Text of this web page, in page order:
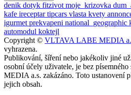
denik dotyk fitzivot moje_krizovka
kafe ireceptartipcars vlasta kvety
igurmet prekvapeni national_geographic
automodul koktejl
Copyright © VLTAVA LABE MEDIA
vyhrazena.
Publikování, šíření nebo jakékoliv jiné
osobní účely uživatele, je bez
MEDIA a.s. zakázáno. Toto ustanovení
jejich obsah.